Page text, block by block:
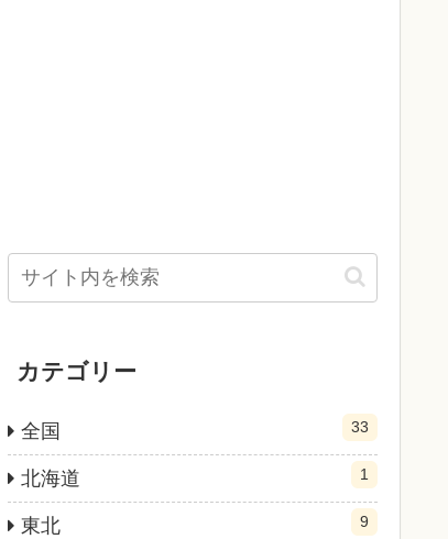
カテゴリー
全国 33
北海道 1
東北 9